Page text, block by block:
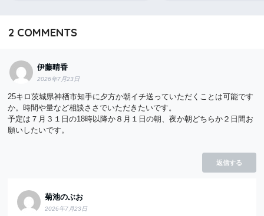
2 COMMENTS
伊藤晴香
2026年7月23日
25キロ茨城県神栖市知手に夕方か朝イチ送っていただくことは可能です
か。時間や量など相談ささでいただきたいです。
予定は７月３１日の18時以降か８月１日の朝、夜か朝どちらか２日間お
願いしたいです。
返信する
菊池のぶお
2026年7月23日